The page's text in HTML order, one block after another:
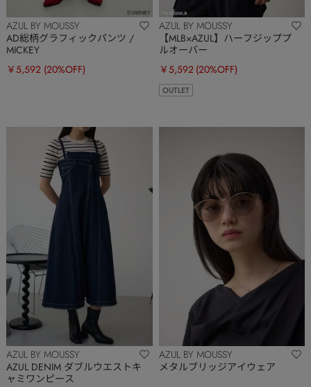
AZUL BY MOUSSY
AD総柄グラフィックパンツ /
MICKEY
￥5,592 (20%OFF)
AZUL BY MOUSSY
【MLB×AZUL】ハーフジッププ
ルオーバー
￥5,592 (20%OFF)
OUTLET
AZUL BY MOUSSY
AZUL DENIM ダブルウエストキ
ャミワンピース
AZUL BY MOUSSY
メタルブリッジアイウェア